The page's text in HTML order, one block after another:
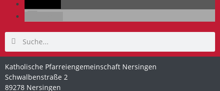
Katholische Pfarreiengemeinschaft Nersingen
Schwalbenstraße 2
89278 Nersingen